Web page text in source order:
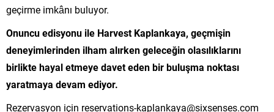
geçirme imkânı buluyor.
Onuncu edisyonu ile Harvest Kaplankaya, geçmişin
deneyimlerinden ilham alırken geleceğin olasılıklarını
birlikte hayal etmeye davet eden bir buluşma noktası
yaratmaya devam ediyor.
Rezervasyon için reservations-kaplankaya@sixsenses.com